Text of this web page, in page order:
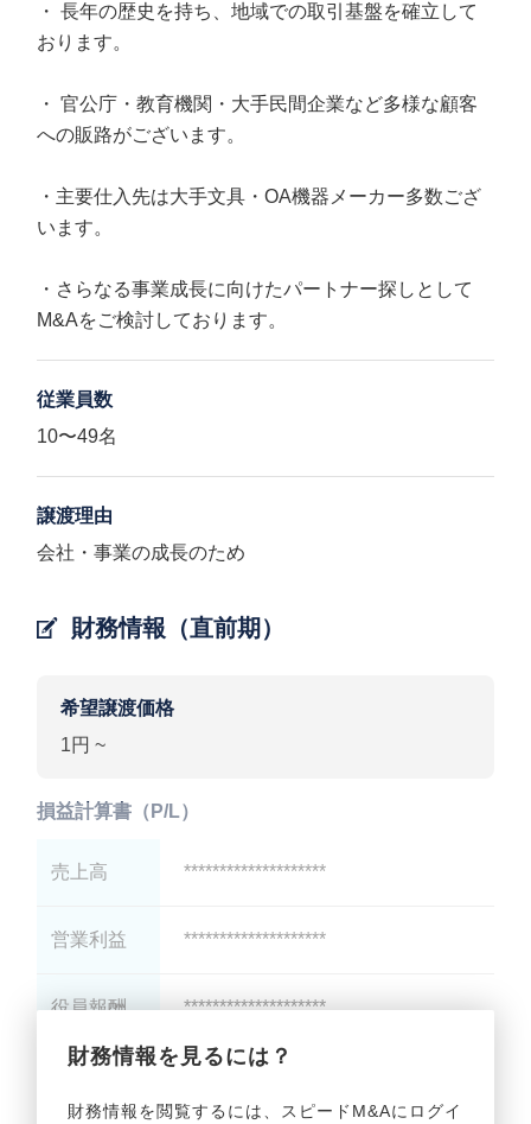
・ 長年の歴史を持ち、地域での取引基盤を確立して
おります。
・ 官公庁・教育機関・大手民間企業など多様な顧客
への販路がございます。
・主要仕入先は大手文具・OA機器メーカー多数ござ
います。
・さらなる事業成長に向けたパートナー探しとして
M&Aをご検討しております。
従業員数
10〜49名
譲渡理由
会社・事業の成長のため
財務情報（直前期）
希望譲渡価格
1円 ~
財務情報を見るには？
財務情報を閲覧するには、スピードM&Aにログイ
損益計算書（P/L）
売上高 ********************
営業利益 ********************
役員報酬 ********************